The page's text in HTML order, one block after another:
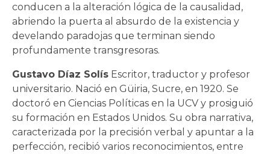
conducen a la alteración lógica de la causalidad,
abriendo la puerta al absurdo de la existencia y
develando paradojas que terminan siendo
profundamente transgresoras.
Gustavo Díaz Solís Escritor, traductor y profesor
universitario. Nació en Güiria, Sucre, en 1920. Se
doctoró en Ciencias Políticas en la UCV y prosiguió
su formación en Estados Unidos. Su obra narrativa,
caracterizada por la precisión verbal y apuntar a la
perfección, recibió varios reconocimientos, entre